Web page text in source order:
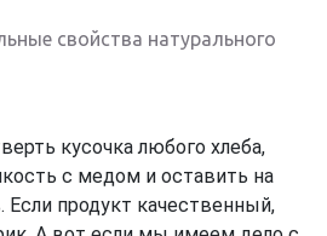
свойства натурального
кусочка любого хлеба,
с медом и оставить на
Если продукт качественный,